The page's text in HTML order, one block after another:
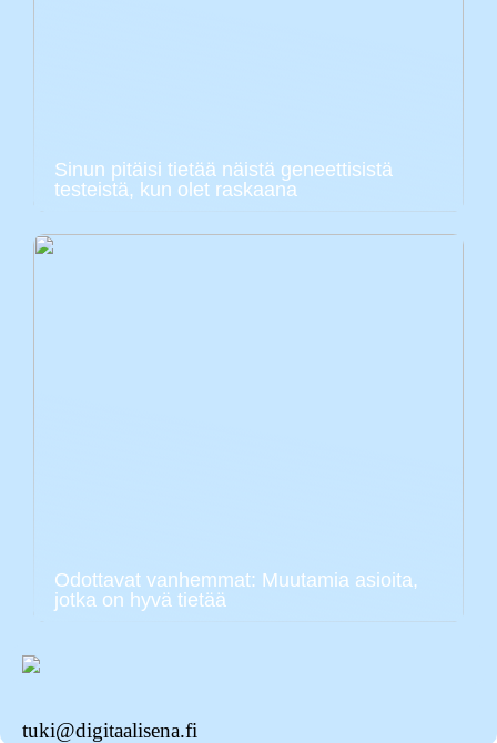
Sinun pitäisi tietää näistä geneettisistä
testeistä, kun olet raskaana
Odottavat vanhemmat: Muutamia asioita,
jotka on hyvä tietää
tuki@digitaalisena.fi